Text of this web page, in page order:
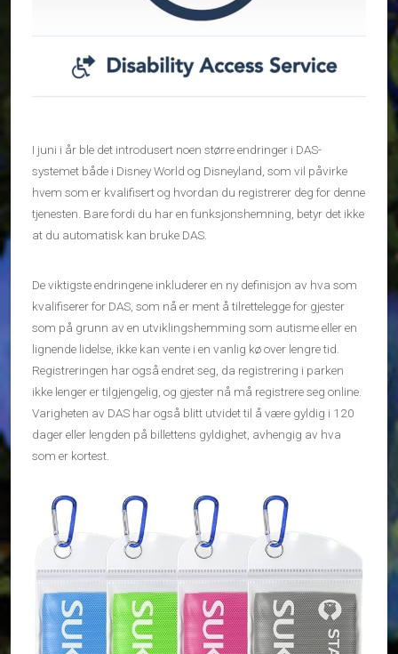
I juni i år ble det introdusert noen større endringer i DAS-
systemet både i Disney World og Disneyland, som vil påvirke
hvem som er kvalifisert og hvordan du registrerer deg for denne
tjenesten. Bare fordi du har en funksjonshemning, betyr det ikke
at du automatisk kan bruke DAS.
De viktigste endringene inkluderer en ny definisjon av hva som
kvalifiserer for DAS, som nå er ment å tilrettelegge for gjester
som på grunn av en utviklingshemming som autisme eller en
lignende lidelse, ikke kan vente i en vanlig kø over lengre tid.
Registreringen har også endret seg, da registrering i parken
ikke lenger er tilgjengelig, og gjester nå må registrere seg online.
Varigheten av DAS har også blitt utvidet til å være gyldig i 120
dager eller lengden på billettens gyldighet, avhengig av hva
som er kortest.